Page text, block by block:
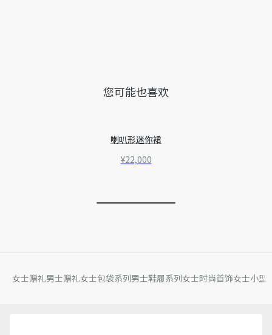
您可能也喜欢
喇叭形迷你裙
¥22,000
女士赠礼男士赠礼女士包袋系列男士鞋履系列女士时尚首饰女士小型